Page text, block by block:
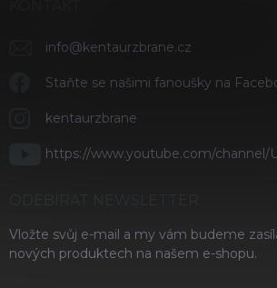
info@kentaurzbrane.cz
Staňte se našimi fanoušky na
kentaurzbrane
https://www.youtube.com/channel/
Vložte svůj e-mail a my vám budeme
nových produktech na našem e-shopu.